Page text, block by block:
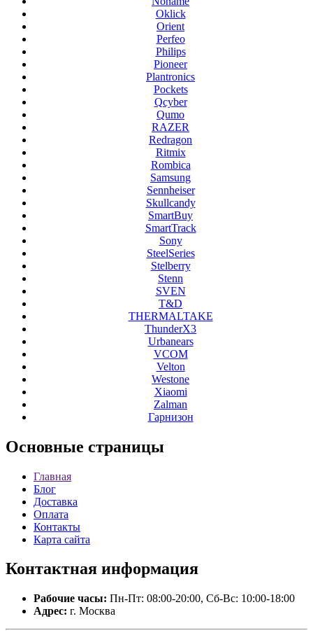
Oklick
Orient
Perfeo
Philips
Pioneer
Plantronics
Pockets
Qcyber
Qumo
RAZER
Redragon
Ritmix
Rombica
Samsung
Sennheiser
Skullcandy
SmartBuy
SmartTrack
Sony
SteelSeries
Stelberry
Stenn
SVEN
T&D
THERMALTAKE
ThunderX3
Urbanears
VCOM
Velton
Westone
Xiaomi
Zalman
Гарнизон
Основные страницы
Главная
Блог
Доставка
Оплата
Контакты
Карта сайта
Контактная информация
Рабочие часы: Пн-Пт: 08:00-20:00, Сб-Вс: 10:00-18:00
Адрес: г. Москва